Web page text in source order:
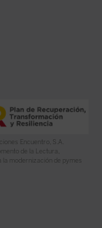
Encuentro, S.A.
de la Lectura,
modernización de pymes